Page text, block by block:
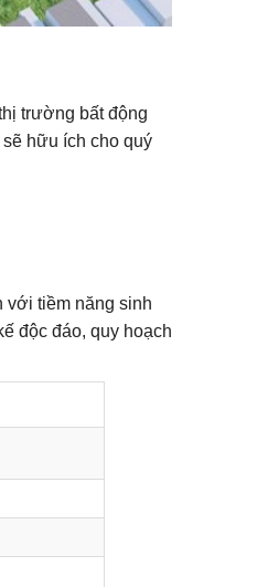
trường bất động
hữu ích cho quý
với tiềm năng sinh
độc đáo, quy hoạch